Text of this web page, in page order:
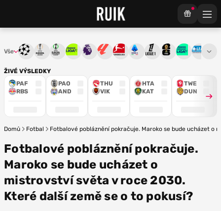
ŽIVÉ VÝSLEDKY
PAF
RBS
PAO
AND
THU
VIK
HTA
KAT
TWE
DUN
Vše Liga mistrůEvropská liga
Konferenční liga
Chance ligaPremier League
La LigaBundesliga
Serie ALigue 1Mistrovství světa
Chance3. ČFL
Domů Fotbal Fotbalové pobláznění pokračuje. Maroko se bude ucházet
Fotbalové pobláznění pokračuje.
Maroko se bude ucházet o
mistrovství světa v roce 2030.
Které další země se o to pokusí?